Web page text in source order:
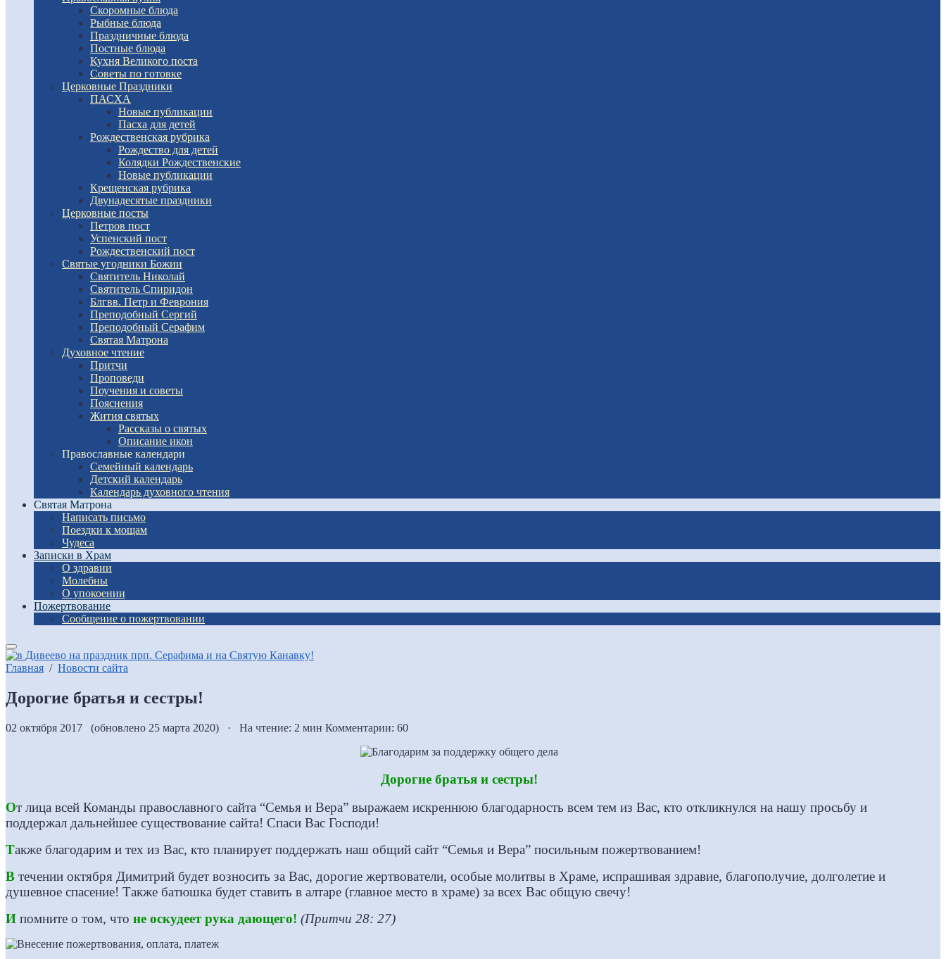
Скоромные блюда
Рыбные блюда
Праздничные блюда
Постные блюда
Кухня Великого поста
Советы по готовке
Церковные Праздники
ПАСХА
Новые публикации
Пасха для детей
Рождественская рубрика
Рождество для детей
Колядки Рождественские
Новые публикации
Крещенская рубрика
Двунадесятые праздники
Церковные посты
Петров пост
Успенский пост
Рождественский пост
Святые угодники Божии
Святитель Николай
Святитель Спиридон
Блгвв. Петр и Феврония
Преподобный Сергий
Преподобный Серафим
Святая Матрона
Духовное чтение
Притчи
Проповеди
Поучения и советы
Пояснения
Жития святых
Рассказы о святых
Описание икон
Православные календари
Семейный календарь
Детский календарь
Календарь духовного чтения
Святая Матрона
Написать письмо
Поездки к мощам
Чудеса
Записки в Храм
О здравии
Молебны
О упокоении
Пожертвование
Сообщение о пожертвовании
Главная / Новости сайта
Дорогие братья и сестры!
02 октября 2017 (обновлено 25 марта 2020) · На чтение: 2 мин Комментарии: 60
Дорогие братья и сестры!
От лица всей Команды православного сайта “Семья и Вера” выражаем искреннюю благодарность всем тем из Вас, кто откликнулся на нашу просьбу и
поддержал дальнейшее существование сайта! Спаси Вас Господи!
Также благодарим и тех из Вас, кто планирует поддержать наш общий сайт “Семья и Вера” посильным пожертвованием!
В течении октября Димитрий будет возносить за Вас, дорогие жертвователи, особые молитвы в Храме, испрашивая здравие, благополучие, долголетие и
душевное спасение! Также батюшка будет ставить в алтаре (главное место в храме) за всех Вас общую свечу!
И помните о том, что не оскудеет рука дающего! (Притчи 28: 27)